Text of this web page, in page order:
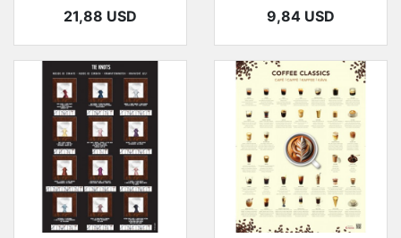
Cena
21,88 USD Cena
9,84 USD